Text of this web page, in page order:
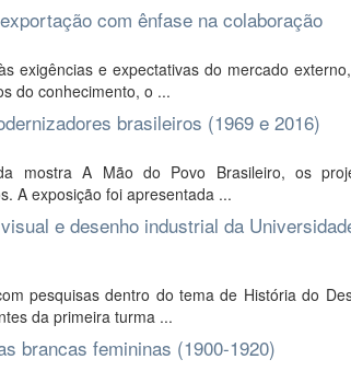
com ênfase na colaboração
exigências e expectativas do mercado
do conhecimento, o ...
brasileiros (1969 e 2016)
mostra A Mão do Povo Brasileiro, os
A exposição foi apresentada ...
e desenho industrial da
pesquisas dentro do tema de História do
da primeira turma ...
brancas femininas (1900-1920)